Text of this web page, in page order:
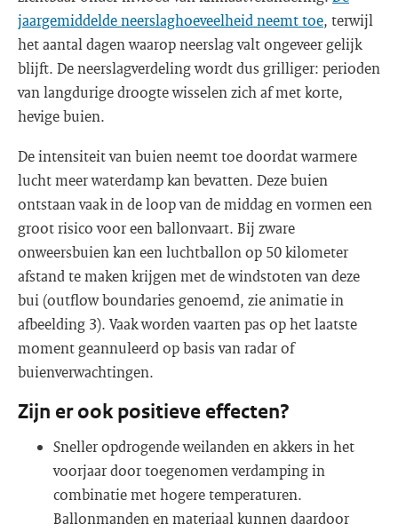
jaargemiddelde neerslaghoeveelheid neemt toe, terwijl
het aantal dagen waarop neerslag valt ongeveer gelijk
blijft. De neerslagverdeling wordt dus grilliger: perioden
van langdurige droogte wisselen zich af met korte,
hevige buien.
De intensiteit van buien neemt toe doordat warmere
lucht meer waterdamp kan bevatten. Deze buien
ontstaan vaak in de loop van de middag en vormen een
groot risico voor een ballonvaart. Bij zware
onweersbuien kan een luchtballon op 50 kilometer
afstand te maken krijgen met de windstoten van deze
bui (outflow boundaries genoemd, zie animatie in
afbeelding 3). Vaak worden vaarten pas op het laatste
moment geannuleerd op basis van radar of
buienverwachtingen.
Zijn er ook positieve effecten?
Sneller opdrogende weilanden en akkers in het
voorjaar door toegenomen verdamping in
combinatie met hogere temperaturen.
Ballonmanden en materiaal kunnen daardoor